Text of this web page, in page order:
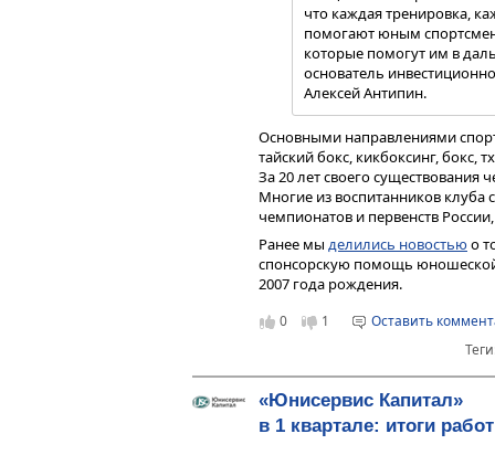
Все расчеты уже сделаны за
Rusbonds в разделе «Риски»:
что каждая тренировка,
помогают юным
которые помогут им в
основатель
Алексей Антипин.
Основными направлениями
тайский бокс, кикбоксинг, бокс,
За 20 лет своего существования
Многие из воспитанников
чемпионатов и первенств
Ранее мы делились новостьюо
спонсорскую помощь
2007 года рождения.
0 1
Оставить
«Юнисервис Капитал»
в 1 квартале: итоги